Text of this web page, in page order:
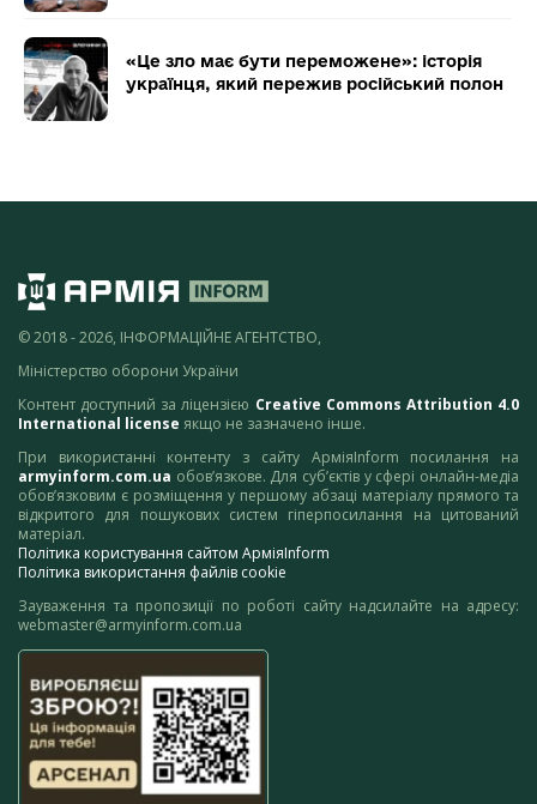
«Це зло має бути переможене»: історія
українця, який пережив російський полон
© 2018 - 2026, ІНФОРМАЦІЙНЕ АГЕНТСТВО,
Міністерство оборони України
Контент доступний за ліцензією Creative Commons Attribution 4.0
International license якщо не зазначено інше.
При використанні контенту з сайту АрміяInform посилання на
armyinform.com.ua обов’язкове. Для суб’єктів у сфері онлайн-медіа
обов’язковим є розміщення у першому абзаці матеріалу прямого та
відкритого для пошукових систем гіперпосилання на цитований
матеріал.
Політика користування сайтом АрміяInform
Політика використання файлів cookie
Зауваження та пропозиції по роботі сайту надсилайте на адресу:
webmaster@armyinform.com.ua